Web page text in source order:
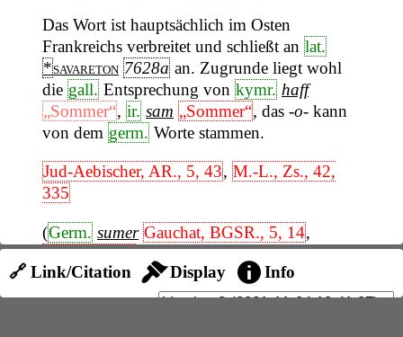
Das Wort ist hauptsächlich im Osten
Frankreichs verbreitet und schließt an lat.
*savareton 7628a an. Zugrunde liegt wohl
die gall. Entsprechung von kymr. haff
„Sommer“, ir. sam „Sommer“, das -o- kann
von dem germ. Worte stammen.
Jud-Aebischer, AR., 5, 43, M.-L., Zs., 42,
335
(Germ. sumer Gauchat, BGSR., 5, 14,
Behrens, 240erklärt das-tnicht.)
🔗 Link/Citation
Display Info